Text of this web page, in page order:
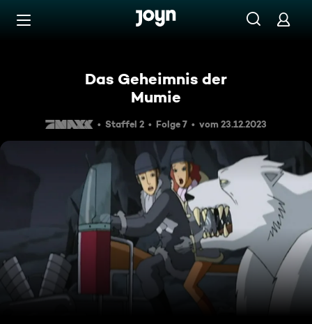
Zum Inhalt springen
Das Geheimnis der
Mumie
Staffel 2 Folge 7 vom 23.12.2023